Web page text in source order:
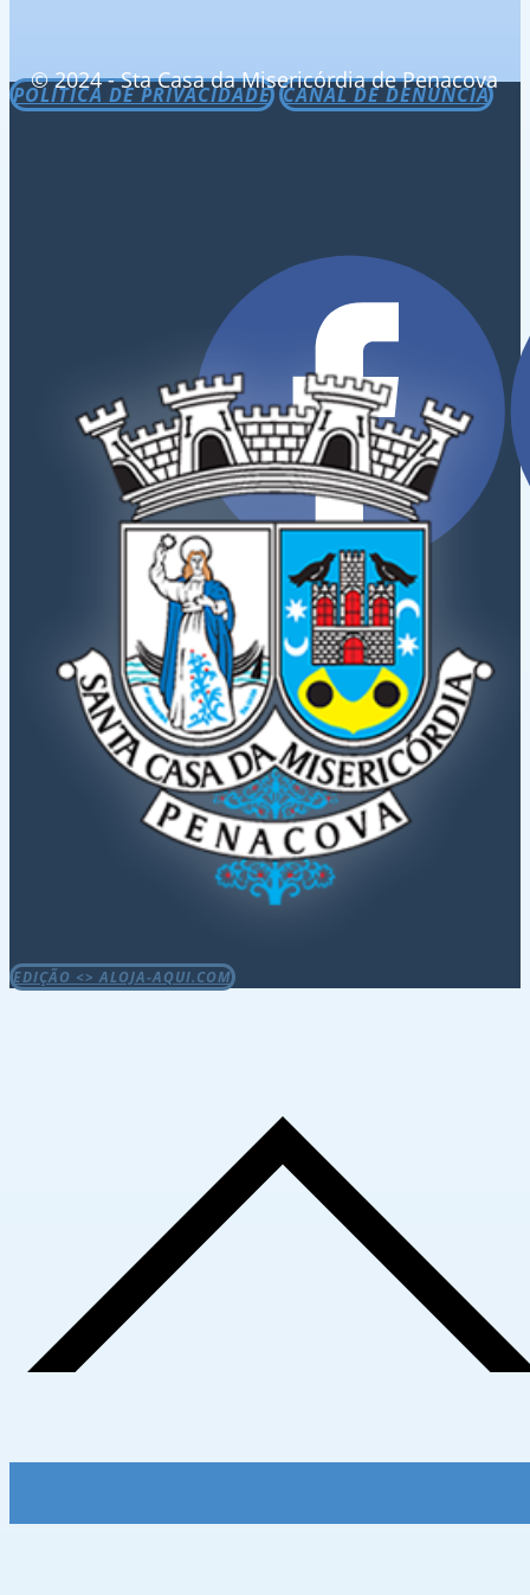
POLÍTICA DE PRIVACIDADE CANAL DE DENÚNCIA
© 2024 - Sta Casa da Misericórdia de Penacova
EDIÇÃO <> ALOJA-AQUI.COM